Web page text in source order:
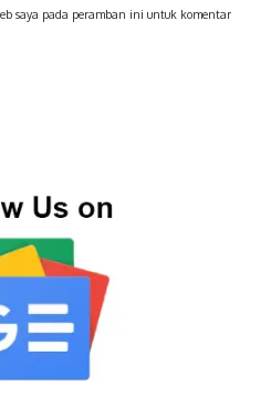
saya pada peramban ini untuk komentar